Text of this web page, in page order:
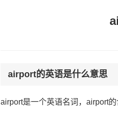
airport的英语是什么意思
airport是一个英语名词，airport